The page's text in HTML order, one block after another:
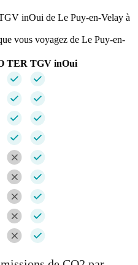
inOui de Le Puy-en-Velay à
vous voyagez de Le Puy-en-
TER TGV inOui